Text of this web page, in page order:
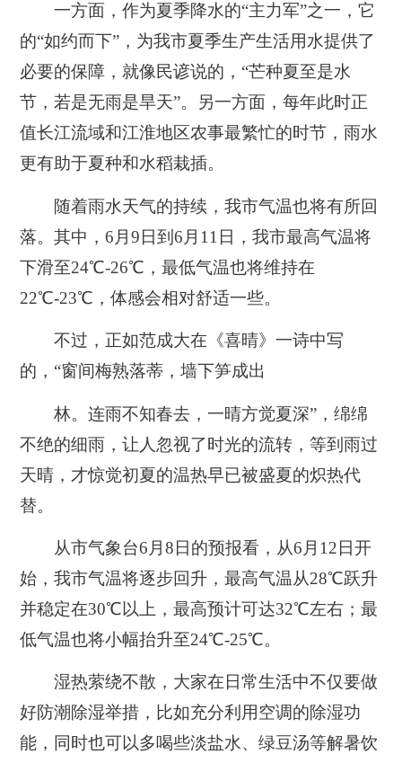
一方面，作为夏季降水的“主力军”之一，它
的“如约而下”，为我市夏季生产生活用水提供了
必要的保障，就像民谚说的，“芒种夏至是水
节，若是无雨是旱天”。另一方面，每年此时正
值长江流域和江淮地区农事最繁忙的时节，雨水
更有助于夏种和水稻栽插。
随着雨水天气的持续，我市气温也将有所回
落。其中，6月9日到6月11日，我市最高气温将
下滑至24℃-26℃，最低气温也将维持在
22℃-23℃，体感会相对舒适一些。
不过，正如范成大在《喜晴》一诗中写
的，“窗间梅熟落蒂，墙下笋成出
林。连雨不知春去，一晴方觉夏深”，绵绵
不绝的细雨，让人忽视了时光的流转，等到雨过
天晴，才惊觉初夏的温热早已被盛夏的炽热代
替。
从市气象台6月8日的预报看，从6月12日开
始，我市气温将逐步回升，最高气温从28℃跃升
并稳定在30℃以上，最高预计可达32℃左右；最
低气温也将小幅抬升至24℃-25℃。
湿热萦绕不散，大家在日常生活中不仅要做
好防潮除湿举措，比如充分利用空调的除湿功
能，同时也可以多喝些淡盐水、绿豆汤等解暑饮